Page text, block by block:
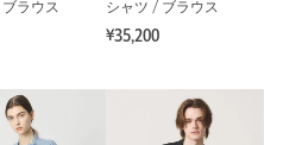
ラウス
シャツ / ブラウス
¥35,200